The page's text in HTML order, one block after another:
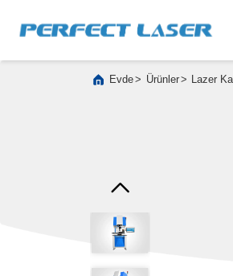
Evde> Ürünler> Lazer